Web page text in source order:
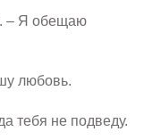
– Я обещаю
любовь.
тебя не подведу.